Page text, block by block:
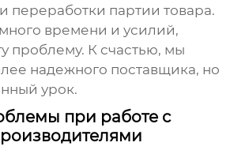
переработки партии товара.
времени и усилий,
проблему. К счастью, мы
надежного поставщика, но
урок.
при работе с